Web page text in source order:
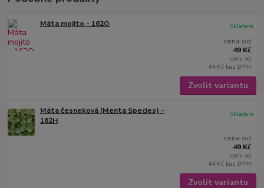
Máta mojito - 162O
cena od
49 Kč
cena od
44 Kč bez DPH
Skladem
Zvolit variantu
Máta česneková (Menta Species) -
162H
cena od
49 Kč
cena od
44 Kč bez DPH
Skladem
Zvolit variantu